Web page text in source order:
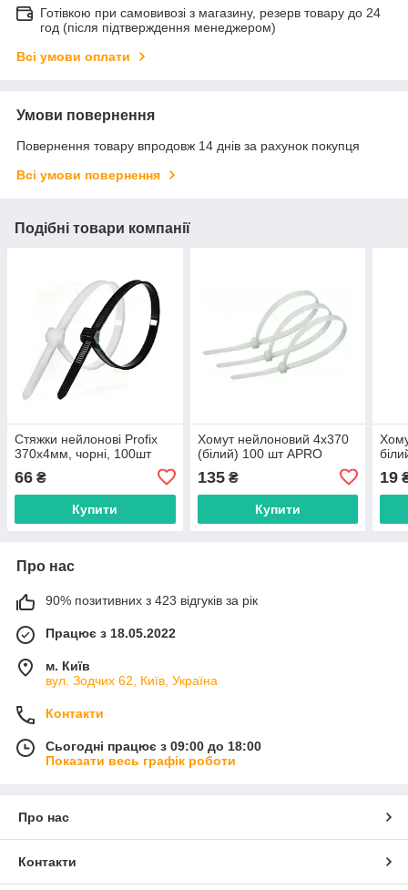
Готівкою при самовивозі з магазину, резерв товару до 24
год (після підтверждення менеджером)
Всі умови оплати
Умови повернення
Повернення товару впродовж 14 днів за рахунок покупця
Всі умови повернення
Подібні товари компанії
Стяжки нейлонові Profix
370х4мм, чорні, 100шт
66 ₴
Купити
Хомут нейлоновий 4х370
(білий) 100 шт APRO
135₴
Купити
19
Про нас
90% позитивних з 423 відгуків за рік
Працює з 18.05.2022
м. Київ
вул. Зодчих 62, Київ, Україна
Контакти
Сьогодні працює з 09:00 до 18:00
Показати весь графік роботи
Про нас
Контакти